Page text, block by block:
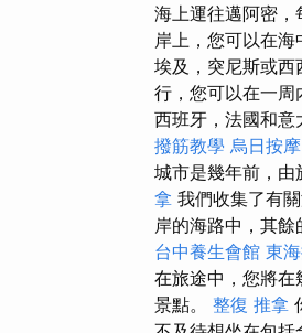
海上運往邁阿密，
岸上，您可以在
埃及，突尼斯或西
行，您可以在一周
西班牙，法國和意
撥筋教學 烏日按摩
城市是幾年前，由
拿 我們收集了有
岸的海路中，其
台中養生會館 東
在旅途中，您將
景點。 整復 推拿